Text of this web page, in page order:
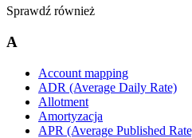
Sprawdź również
A
Account mapping
ADR (Average Daily Rate)
Allotment
Amortyzacja
APR (Average Published